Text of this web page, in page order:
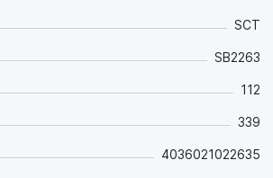
SCT
SB2263
112
339
4036021022635